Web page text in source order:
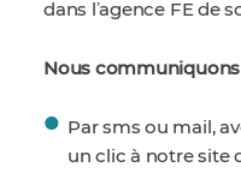
dans lʼagence FE de
Nous
Par sms ou mail,
un clic à notre site